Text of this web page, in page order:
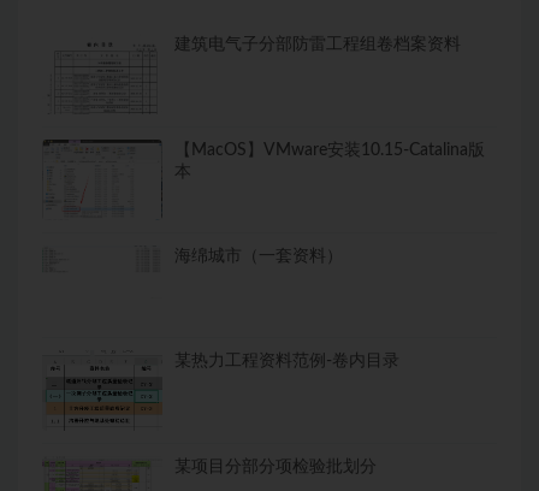
建筑电气子分部防雷工程组卷档案资料
【MacOS】VMware安装10.15-Catalina版
本
海绵城市（一套资料）
某热力工程资料范例-卷内目录
某项目分部分项检验批划分